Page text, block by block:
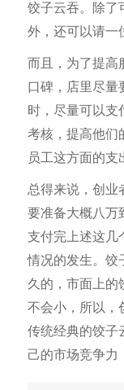
饺子云吞。除了
外，还可以请一
而且，为了提高
口碑，店里尽量
时，尽量可以支
考核，提高他们
员工这方面的支
总得来说，创业
要准备大概八万
支付完上述这几
情况的发生。饺
久的，市面上的
不会小，所以，
传统经典的饺子
己的市场竞争力